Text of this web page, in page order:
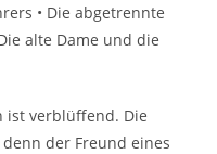
• Die abgetrennte
alte Dame und die
ist verblüffend. Die
der Freund eines